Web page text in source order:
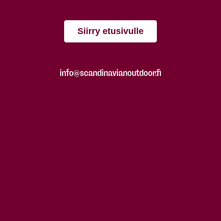
Siirry etusivulle
info@scandinavianoutdoor.fi